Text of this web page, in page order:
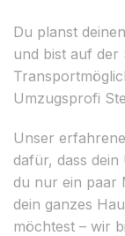
Du planst
und bist auf der
Umzugsprofi
Unser
dafür, dass
du nur ein paar
dein ganzes
möchtest – wir